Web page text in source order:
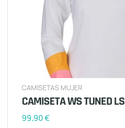
CAMISETAS MUJER
CAMISETA WS TUNED LS
99,90€